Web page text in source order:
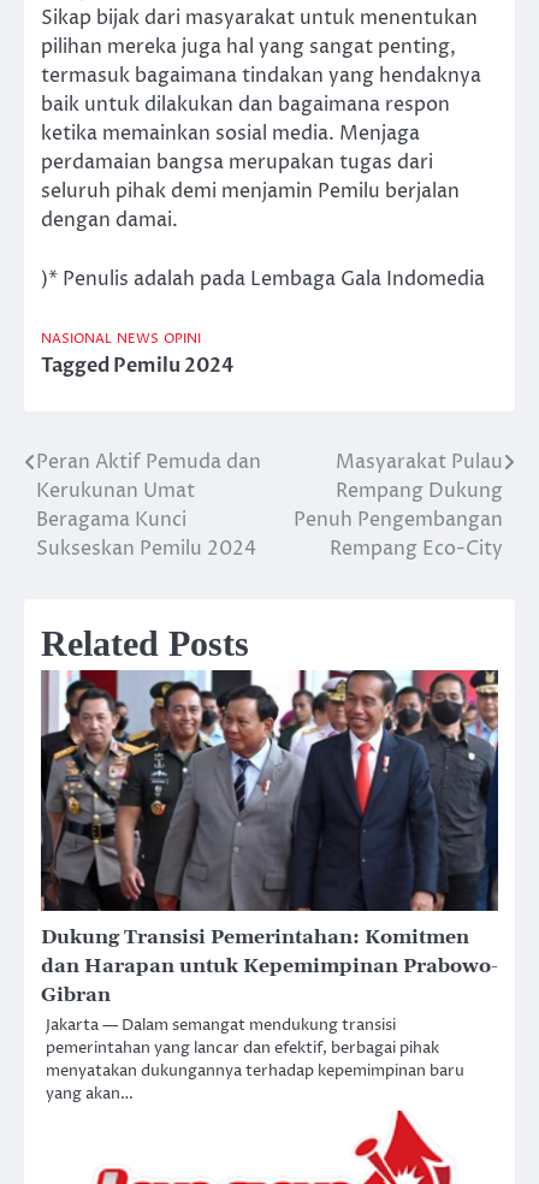
Sikap bijak dari masyarakat untuk menentukan
pilihan mereka juga hal yang sangat penting,
termasuk bagaimana tindakan yang hendaknya
baik untuk dilakukan dan bagaimana respon
ketika memainkan sosial media. Menjaga
perdamaian bangsa merupakan tugas dari
seluruh pihak demi menjamin Pemilu berjalan
dengan damai.
)* Penulis adalah pada Lembaga Gala Indomedia
NASIONAL NEWS OPINI
TaggedPemilu 2024
Post
navigation
Peran Aktif Pemuda dan
Kerukunan Umat
Beragama Kunci
Sukseskan Pemilu 2024
Masyarakat Pulau
Rempang Dukung
Penuh Pengembangan
Rempang Eco-City
Related Posts
Dukung Transisi Pemerintahan: Komitmen
dan Harapan untuk Kepemimpinan Prabowo-
Gibran
Jakarta — Dalam semangat mendukung transisi
pemerintahan yang lancar dan efektif, berbagai pihak
menyatakan dukungannya terhadap kepemimpinan baru
yang akan…